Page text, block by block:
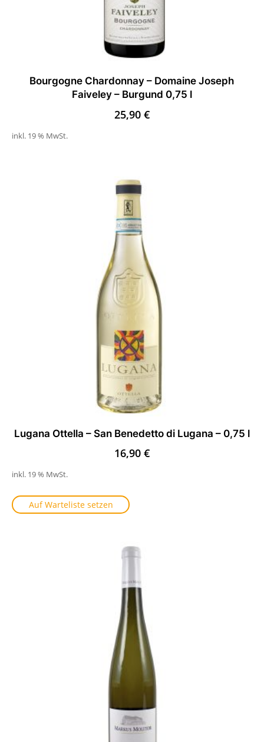
Bourgogne Chardonnay – Domaine Joseph
Faiveley – Burgund 0,75 l
25,90 €
inkl. 19 % MwSt.
Lugana Ottella – San Benedetto di Lugana – 0,75 l
16,90 €
inkl. 19 % MwSt.
Auf Warteliste setzen